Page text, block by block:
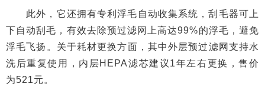
此外，它还拥有专利浮毛自动收集系统，刮毛器可上
下自动刮毛，有效去除预过滤网上高达99%的浮毛，避免
浮毛飞扬。关于耗材更换方面，其中外层预过滤网支持水
洗后重复使用，内层HEPA滤芯建议1年左右更换，售价
为521元。